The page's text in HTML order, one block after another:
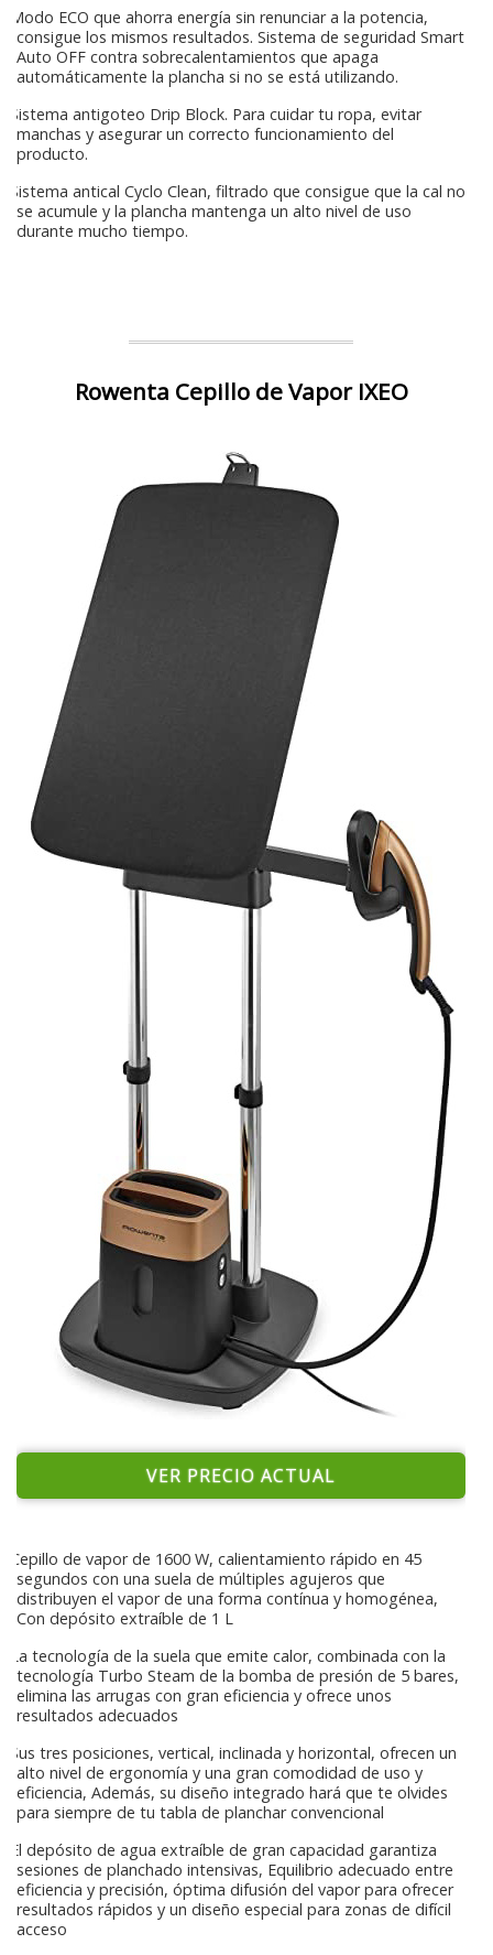
Modo ECO que ahorra energía sin renunciar a la potencia,
consigue los mismos resultados. Sistema de seguridad Smart
Auto OFF contra sobrecalentamientos que apaga
automáticamente la plancha si no se está utilizando.
Sistema antigoteo Drip Block. Para cuidar tu ropa, evitar
manchas y asegurar un correcto funcionamiento del
producto.
Sistema antical Cyclo Clean, filtrado que consigue que la cal no
se acumule y la plancha mantenga un alto nivel de uso
durante mucho tiempo.
Rowenta Cepillo de Vapor IXEO
VER PRECIO ACTUAL
Cepillo de vapor de 1600 W, calientamiento rápido en 45
segundos con una suela de múltiples agujeros que
distribuyen el vapor de una forma contínua y homogénea,
Con depósito extraíble de 1 L
La tecnología de la suela que emite calor, combinada con la
tecnología Turbo Steam de la bomba de presión de 5 bares,
elimina las arrugas con gran eficiencia y ofrece unos
resultados adecuados
Sus tres posiciones, vertical, inclinada y horizontal, ofrecen un
alto nivel de ergonomía y una gran comodidad de uso y
eficiencia, Además, su diseño integrado hará que te olvides
para siempre de tu tabla de planchar convencional
El depósito de agua extraíble de gran capacidad garantiza
sesiones de planchado intensivas, Equilibrio adecuado entre
eficiencia y precisión, óptima difusión del vapor para ofrecer
resultados rápidos y un diseño especial para zonas de difícil
acceso